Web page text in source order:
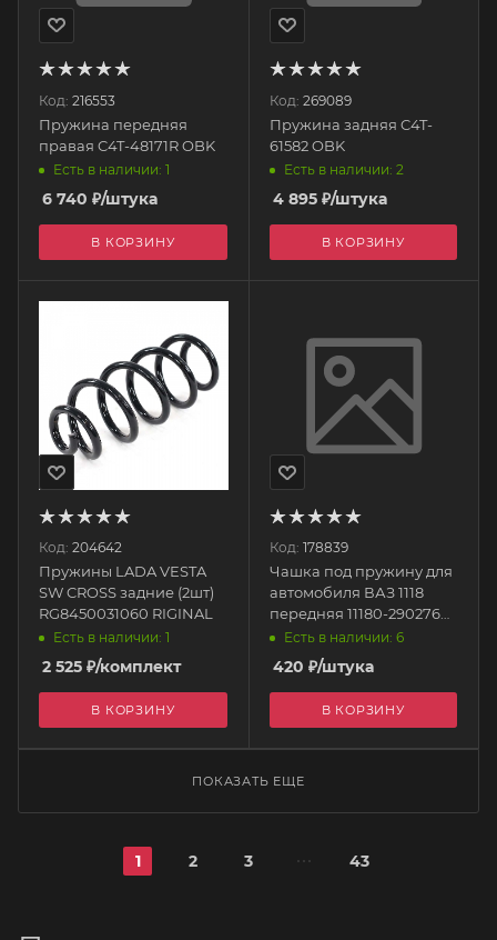
Код: 216553
Пружина передняя
правая C4T-48171R OBK
Есть в наличии: 1
6 740 ₽/штука
В КОРЗИНУ
Код: 269089
Пружина задняя C4T-
61582 OBK
Есть в наличии: 2
4 895₽/штука
В КОРЗИНУ
Код: 204642
Пружины LADA VESTA
SW CROSS задние (2шт)
RG8450031060 RIGINAL
Есть в наличии: 1
2 525 ₽/комплект
В КОРЗИНУ
Код: 178839
Чашка под пружину для
автомобиля ВАЗ 1118
передняя 11180-2902760-
01 АвтоВАЗ
Есть в наличии: 6
420 ₽/штука
В КОРЗИНУ
ПОКАЗАТЬ ЕЩЕ
1 2 3 43